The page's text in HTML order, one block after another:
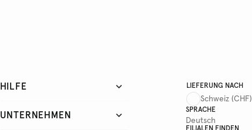
HILFE
UNTERNEHMEN
LIEFERUNG NACH
Schweiz (CHF)
SPRACHE
Deutsch